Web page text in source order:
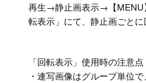
再生→静止画表示→【
転表示」にて、静止画ごとに
「回転表示」使用時の注意点
・連写画像はグループ単位